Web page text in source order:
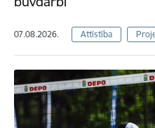
07.08.2026. Attīstība